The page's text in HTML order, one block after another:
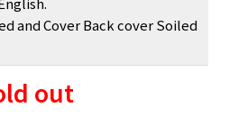
and Cover Back cover Soiled
out